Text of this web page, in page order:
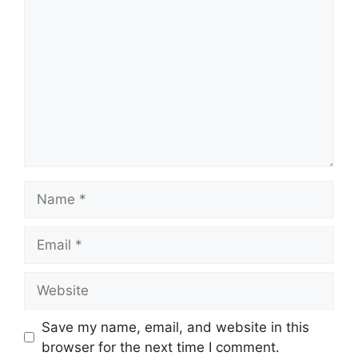
Save my name, email, and website in this
browser for the next time I comment.